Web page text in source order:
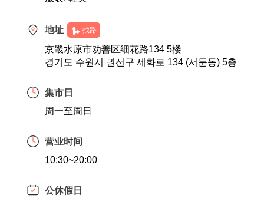
地址 找路
京畿水原市劝善区细花路134 5楼
경기도 수원시 권선구 세화로 134 (서둔동) 5층
集市日
周一至周日
营业时间
10:30~20:00
公休假日